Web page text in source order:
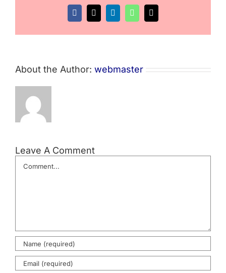
Facebook
X LinkedInWhatsApp
Email
About the Author: webmaster
Leave A Comment
Comment